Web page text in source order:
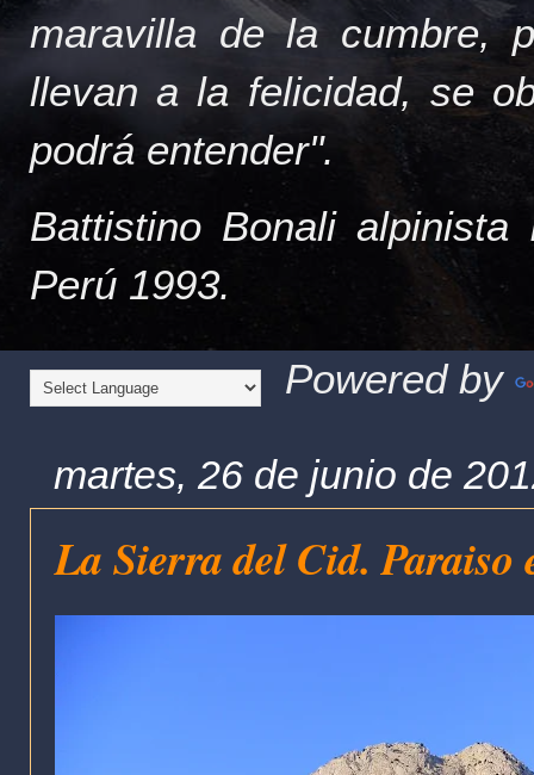
maravilla de la cumbre,
llevan a la felicidad, se
podrá entender".
Battistino Bonali
Perú 1993.
Powered by
martes, 26 de junio de
La Sierra del Cid. Paraiso